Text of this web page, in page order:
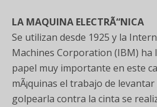
LA MAQUINA ELECTRÃ“NICA
Se utilizan desde 1925 y la
Machines Corporation (IBM) ha
papel muy importante en este
mÃ¡quinas el trabajo de
golpearla contra la cinta se